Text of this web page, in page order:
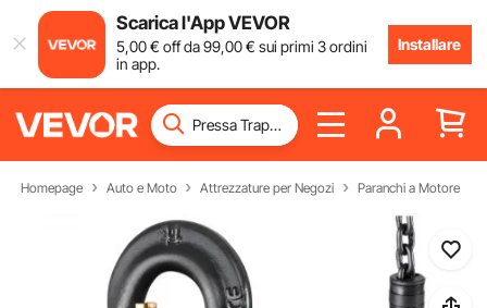
Scarica l'App VEVOR
5,00€ off da99,00€ sui primi 3 ordini
in app.
Installare
Homepage Auto e Moto Attrezzature per Negozi Paranchi a Motore